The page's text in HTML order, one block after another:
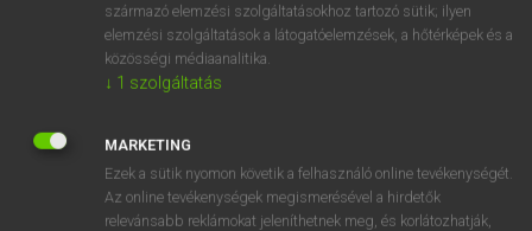
OOOOPS!
származó elemzési szolgáltatásokhoz tartozó sütik; ilyen
elemzési szolgáltatások a látogatóelemzések, a hőtérképek és a
közösségi médiaanalitika.
↓ 1 szolgáltatás
MARKETING
Ezek a sütik nyomon követik a felhasználó online tevékenységét.
Az online tevékenységek megismerésével a hirdetők
relevánsabb reklámokat jeleníthetnek meg, és korlátozhatják,